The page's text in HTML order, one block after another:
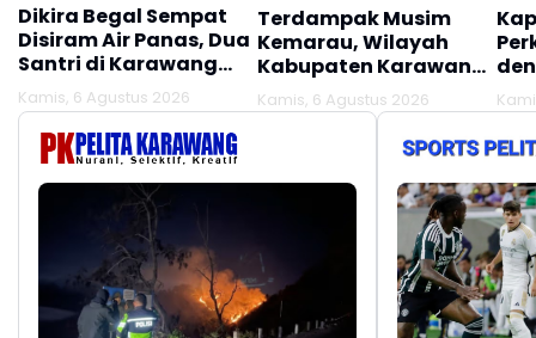
Dikira Begal Sempat
Disiram Air Panas, Dua
Santri di Karawang
Terluka Akibat Aksi
Oknum Linmas
Kamis, 6 Agustus 2026
Terdampak Musim
Kemarau, Wilayah
Kabupaten Karawang
Kekeringan Makin
Meluas
Kamis, 6 Agustus 2026